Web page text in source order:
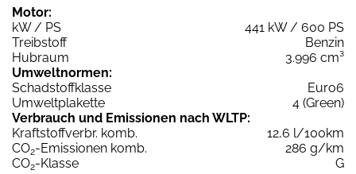
Motor:
kW / PS
441 kW / 600 PS
Treibstoff
Benzin
Hubraum
3.996 cm³
Umweltnormen:
Schadstoffklasse
Euro6
Umweltplakette
4 (Green)
Verbrauch und Emissionen nach WLTP:
Kraftstoffverbr. komb.
12,6 l/100km
CO2-Emissionen komb.
286 g/km
CO2-Klasse
G